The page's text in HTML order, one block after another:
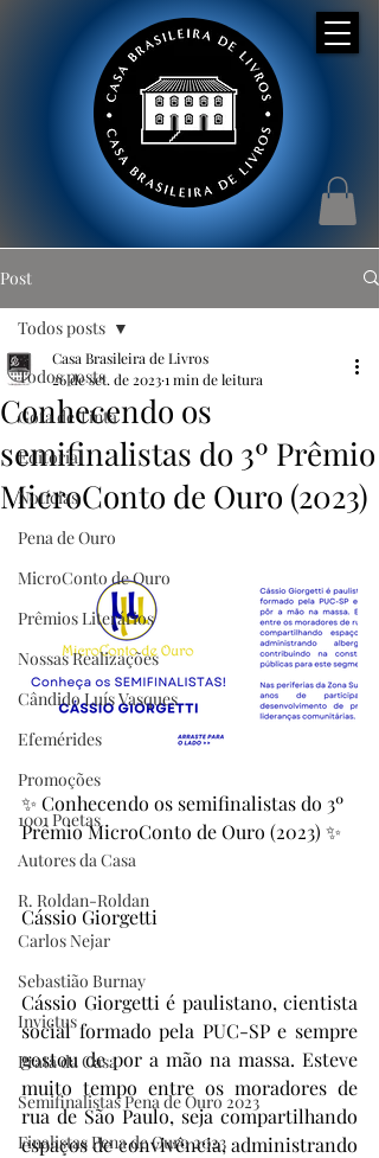
Post
Todos posts
Gota de Tinta
Editorial
Notícias
Pena de Ouro
MicroConto de Ouro
Prêmios Literários
Nossas Realizações
Cândido Luís Vasques
Efemérides
Promoções
1001 Poetas
Autores da Casa
R. Roldan-Roldan
Carlos Nejar
Sebastião Burnay
Invictus
Prata da Casa
Semifinalistas Pena de Ouro 2023
Finalistas Pena de Ouro 2023
Todos posts
Conhecendo os
semifinalistas do 3º Prêmio
MicroConto de Ouro (2023)
Casa Brasileira de Livros
26 de set. de 20231 min de leitura
✨ Conhecendo os semifinalistas do 3º
Prêmio MicroConto de Ouro (2023) ✨
Cássio Giorgetti
Cássio Giorgetti é paulistano, cientista
social formado pela PUC-SP e sempre
gostou de por a mão na massa. Esteve
muito tempo entre os moradores de
rua de São Paulo, seja compartilhando
espaços de convivência, administrando